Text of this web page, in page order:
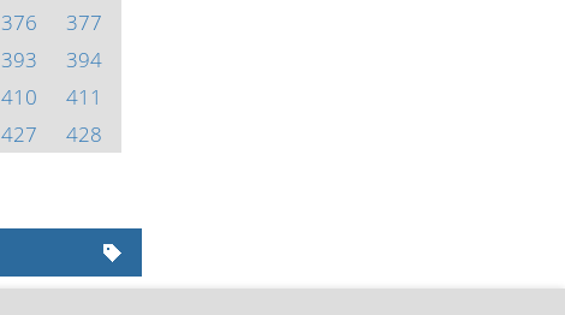
376
377
393
394
410
411
427
428